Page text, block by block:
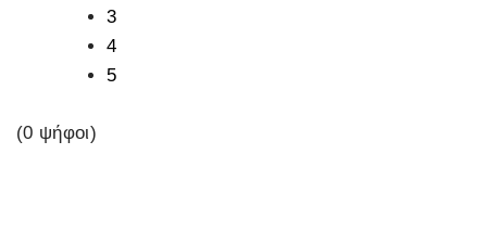
3
4
5
(0 ψήφοι)